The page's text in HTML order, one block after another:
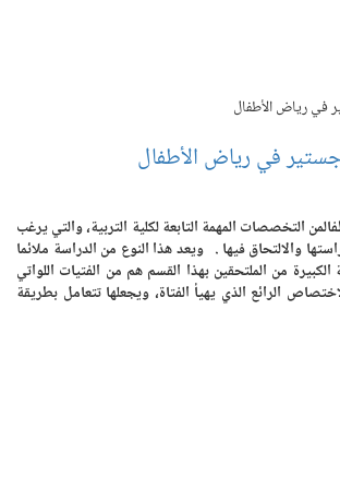
في رياض الأطفال
التخصصات المهمة التابعة لكلية التربية، والتي يرغب
والالتحاق فيها . ويعد هذا النوع من الدراسة ملائما
الكبيرة من الملتحقين بهذا القسم هم من الفتيات اللواتي
الرائع الذي يهيأ الفتاة، ويجعلها تتعامل بطريقة